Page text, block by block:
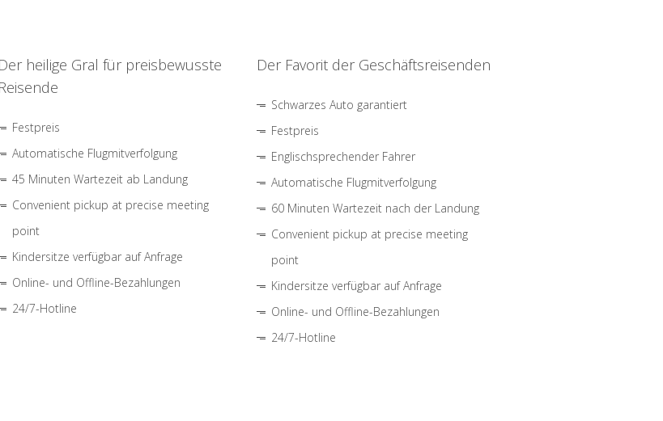
Der heilige Gral für preisbewusste
Reisende
Festpreis
Automatische Flugmitverfolgung
45 Minuten Wartezeit ab Landung
Convenient pickup at precise meeting
point
Kindersitze verfügbar auf Anfrage
Online- und Offline-Bezahlungen
24/7-Hotline
Der Favorit der Geschäftsreisenden
Schwarzes Auto garantiert
Festpreis
Englischsprechender Fahrer
Automatische Flugmitverfolgung
60 Minuten Wartezeit nach der Landung
Convenient pickup at precise meeting
point
Kindersitze verfügbar auf Anfrage
Online- und Offline-Bezahlungen
24/7-Hotline